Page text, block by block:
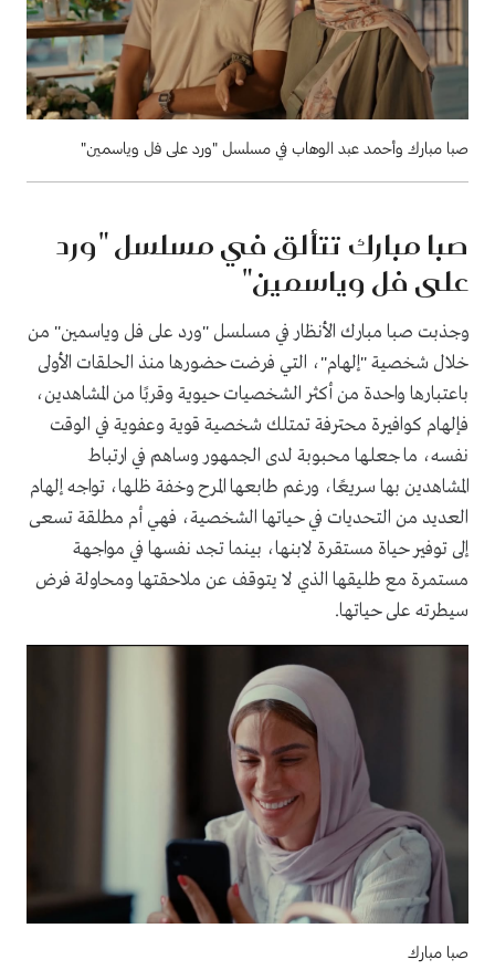
صبا مبارك وأحمد عبد الوهاب في مسلسل "ورد على فل وياسمين"
صبا مبارك تتألق في مسلسل "ورد
على فل وياسمين"
وجذبت صبا مبارك الأنظار في مسلسل "ورد على فل وياسمين" من
خلال شخصية "إلهام"، التي فرضت حضورها منذ الحلقات الأولى
باعتبارها واحدة من أكثر الشخصيات حيوية وقربًا من المشاهدين،
فإلهام كوافيرة محترفة تمتلك شخصية قوية وعفوية في الوقت
نفسه، ما جعلها محبوبة لدى الجمهور وساهم في ارتباط
المشاهدين بها سريعًا، ورغم طابعها المرح وخفة ظلها، تواجه إلهام
العديد من التحديات في حياتها الشخصية، فهي أم مطلقة تسعى
إلى توفير حياة مستقرة لابنها، بينما تجد نفسها في مواجهة
مستمرة مع طليقها الذي لا يتوقف عن ملاحقتها ومحاولة فرض
سيطرته على حياتها.
صبا مبارك